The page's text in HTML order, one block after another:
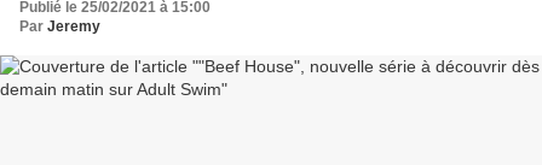
Publié le 25/02/2021 à 15:00
Par Jeremy